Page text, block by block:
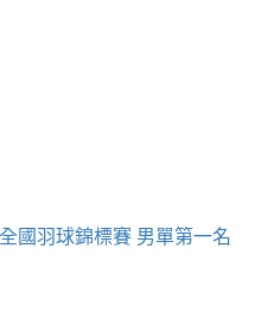
國羽球錦標賽 男單第一名